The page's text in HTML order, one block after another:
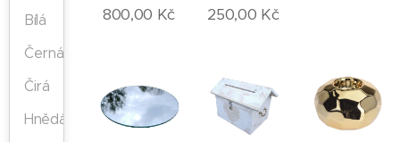
Bílá
Černá
Čirá
Hnědá
800,00 Kč 250,00 Kč